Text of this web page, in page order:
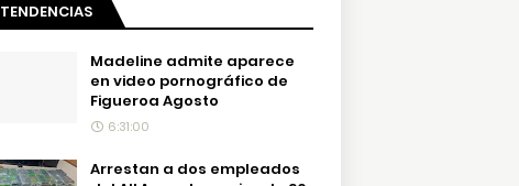
TENDENCIAS
Madeline admite aparece
en video pornográfico de
Figueroa Agosto
6:31:00
Arrestan a dos empleados